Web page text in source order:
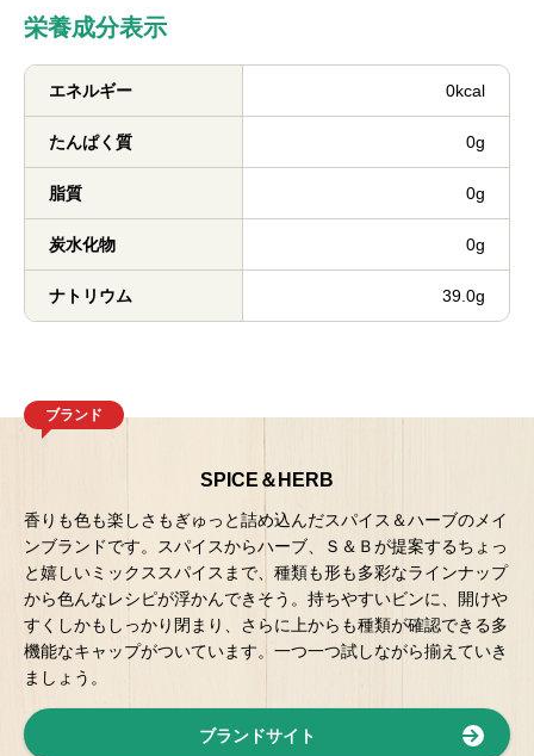
栄養成分表示
エネルギー 0kcal
たんぱく質 0g
脂質 0g
炭水化物 0g
ナトリウム 39.0g
ブランド
SPICE＆HERB
香りも色も楽しさもぎゅっと詰め込んだスパイス＆ハーブのメイ
ンブランドです。スパイスからハーブ、Ｓ＆Ｂが提案するちょっ
と嬉しいミックススパイスまで、種類も形も多彩なラインナップ
から色んなレシピが浮かんできそう。持ちやすいビンに、開けや
すくしかもしっかり閉まり、さらに上からも種類が確認できる多
機能なキャップがついています。一つ一つ試しながら揃えていき
ましょう。
ブランドサイト